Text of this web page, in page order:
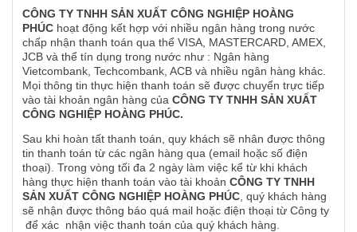
CÔNG TY TNHH SẢN XUẤT CÔNG NGHIỆP HOÀNG
PHÚC hoạt động kết hợp với nhiều ngân hàng trong nước
chấp nhận thanh toán qua thể VISA, MASTERCARD, AMEX,
JCB và thể tín dụng trong nước như : Ngân hàng
Vietcombank, Techcombank, ACB và nhiều ngân hàng khác.
Mọi thông tin thực hiện thanh toán sẽ được chuyển trực tiếp
vào tài khoản ngân hàng của CÔNG TY TNHH SẢN XUẤT
CÔNG NGHIỆP HOÀNG PHÚC.
Sau khi hoàn tất thanh toán, quy khách sẽ nhân được thông
tin thanh toán từ các ngân hàng qua (email hoặc số điện
thoại). Trong vòng tối đa 2 ngày làm việc kể từ khi khách
hàng thực hiện thanh toán vào tài khoản CÔNG TY TNHH
SẢN XUẤT CÔNG NGHIỆP HOÀNG PHÚC , quý khách hàng
sẽ nhận được thông báo quá mail hoặc điện thoại từ Công ty
để xác nhận việc thanh toán của quý khách hàng.